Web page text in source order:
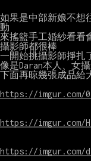
如果是中部新娘不想
動
來搖籃手工婚紗看看
攝影師都很棒
一開始挑攝影師掙扎
像是Daran本人、女
下面再晾幾張成品給
https://imgur.com/
https://imgur.com/
https://imgur.com/